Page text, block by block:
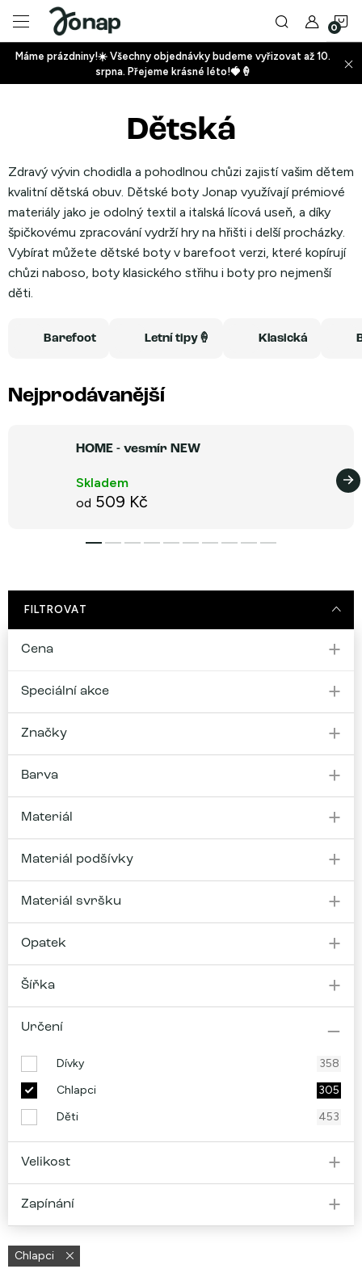
obsah
+
+
Máme prázdniny!☀️ Všechny objednávky budeme vyřizovat až 10.
srpna. Přejeme krásné léto!🍓🍦
Dětská
Zdravý vývin chodidla a pohodlnou chůzi zajistí vašim dětem
kvalitní dětská obuv. Dětské boty Jonap využívají prémiové
materiály jako je odolný textil a italská lícová useň, a díky
špičkovému zpracování vydrží hry na hřišti i delší procházky.
Vybírat můžete dětské boty v barefoot verzi, které kopírují
chůzi naboso, boty klasického střihu i boty pro nejmenší
děti.
Barefoot Letní tipy🍦 Klasická
Nejprodávanější
HOME - vesmír NEW
Skladem
od 509 Kč
FILTROVAT
Cena
Speciální akce
Značky
Barva
Materiál
Materiál podšívky
Materiál svršku
Opatek
Šířka
Určení
Dívky
358
Chlapci
305
Děti
453
Velikost
Zapínání
Chlapci